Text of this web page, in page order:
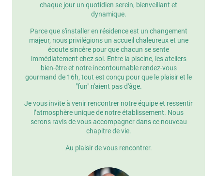
chaque jour un quotidien serein, bienveillant et
dynamique.
Parce que s'installer en résidence est un changement
majeur, nous privilégions un accueil chaleureux et une
écoute sincère pour que chacun se sente
immédiatement chez soi. Entre la piscine, les ateliers
bien-être et notre incontournable rendez-vous
gourmand de 16h, tout est conçu pour que le plaisir et le
"fun" n'aient pas d'âge.
Je vous invite à venir rencontrer notre équipe et ressentir
l’atmosphère unique de notre établissement. Nous
serons ravis de vous accompagner dans ce nouveau
chapitre de vie.
Au plaisir de vous rencontrer.